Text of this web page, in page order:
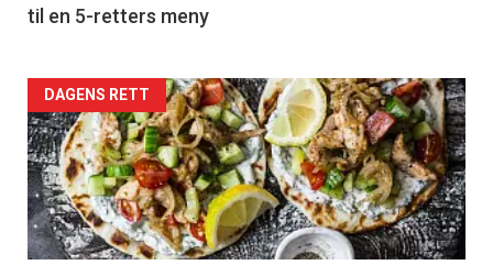
til en 5-retters meny
Forsiden
akkurat
nå
-
DAGENS RETT